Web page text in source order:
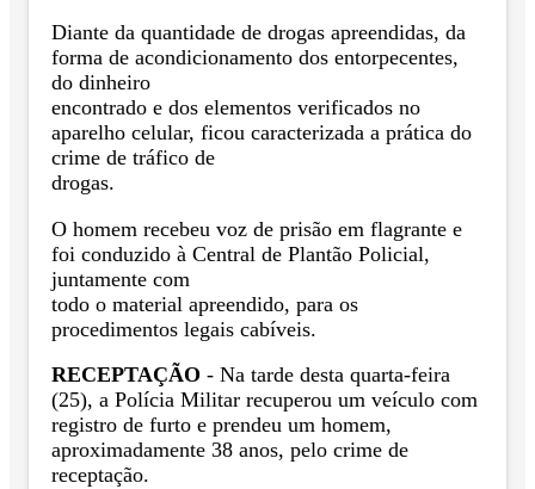
Diante da quantidade de drogas apreendidas, da
forma de acondicionamento dos entorpecentes,
do dinheiro
encontrado e dos elementos verificados no
aparelho celular, ficou caracterizada a prática do
crime de tráfico de
drogas.
O homem recebeu voz de prisão em flagrante e
foi conduzido à Central de Plantão Policial,
juntamente com
todo o material apreendido, para os
procedimentos legais cabíveis.
RECEPTAÇÃO - Na tarde desta quarta-feira
(25), a Polícia Militar recuperou um veículo com
registro de furto e prendeu um homem,
aproximadamente 38 anos, pelo crime de
receptação.